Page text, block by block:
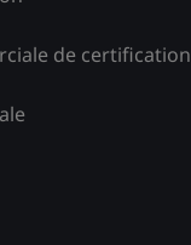
de certification